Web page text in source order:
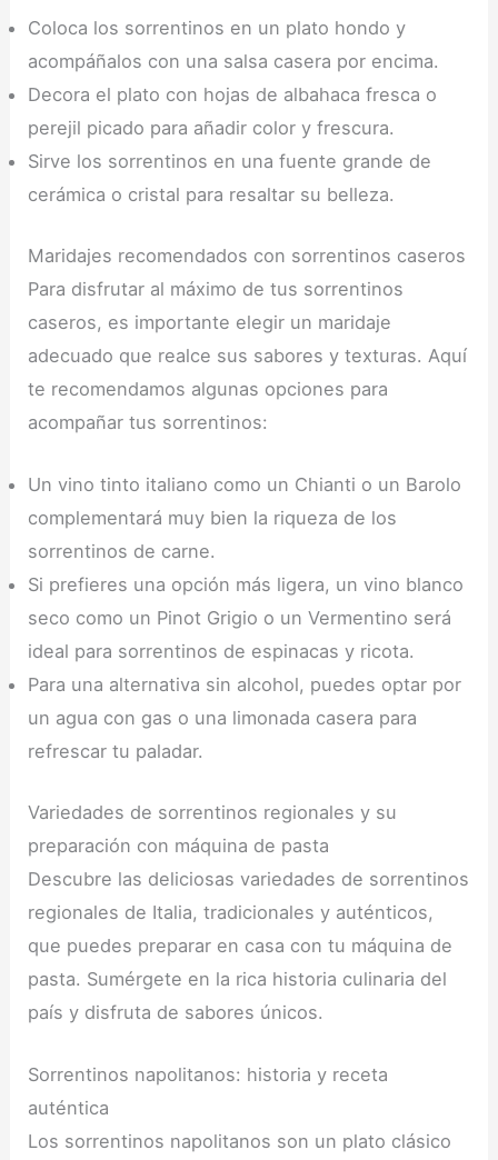
Coloca los sorrentinos en un plato hondo y
acompáñalos con una salsa casera por encima.
Decora el plato con hojas de albahaca fresca o
perejil picado para añadir color y frescura.
Sirve los sorrentinos en una fuente grande de
cerámica o cristal para resaltar su belleza.
Maridajes recomendados con sorrentinos caseros
Para disfrutar al máximo de tus sorrentinos
caseros, es importante elegir un maridaje
adecuado que realce sus sabores y texturas. Aquí
te recomendamos algunas opciones para
acompañar tus sorrentinos:
Un vino tinto italiano como un Chianti o un Barolo
complementará muy bien la riqueza de los
sorrentinos de carne.
Si prefieres una opción más ligera, un vino blanco
seco como un Pinot Grigio o un Vermentino será
ideal para sorrentinos de espinacas y ricota.
Para una alternativa sin alcohol, puedes optar por
un agua con gas o una limonada casera para
refrescar tu paladar.
Variedades de sorrentinos regionales y su
preparación con máquina de pasta
Descubre las deliciosas variedades de sorrentinos
regionales de Italia, tradicionales y auténticos,
que puedes preparar en casa con tu máquina de
pasta. Sumérgete en la rica historia culinaria del
país y disfruta de sabores únicos.
Sorrentinos napolitanos: historia y receta
auténtica
Los sorrentinos napolitanos son un plato clásico